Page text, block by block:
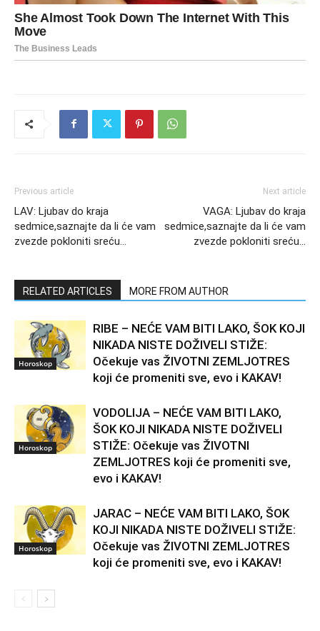
Previous article
LAV: Ljubav do kraja
sedmice,saznajte da li će vam
zvezde pokloniti sreću…
Next article
VAGA: Ljubav do kraja
sedmice,saznajte da li će vam
zvezde pokloniti sreću…
RELATED ARTICLES MORE FROM AUTHOR
Horoskop
RIBE – NEĆE VAM BITI LAKO, ŠOK KOJI
NIKADA NISTE DOŽIVELI STIŽE:
Očekuje vas ŽIVOTNI ZEMLJOTRES
koji će promeniti sve, evo i KAKAV!
Horoskop
VODOLIJA – NEĆE VAM BITI LAKO,
ŠOK KOJI NIKADA NISTE DOŽIVELI
STIŽE: Očekuje vas ŽIVOTNI
ZEMLJOTRES koji će promeniti sve,
evo i KAKAV!
Horoskop
JARAC – NEĆE VAM BITI LAKO, ŠOK
KOJI NIKADA NISTE DOŽIVELI STIŽE:
Očekuje vas ŽIVOTNI ZEMLJOTRES
koji će promeniti sve, evo i KAKAV!